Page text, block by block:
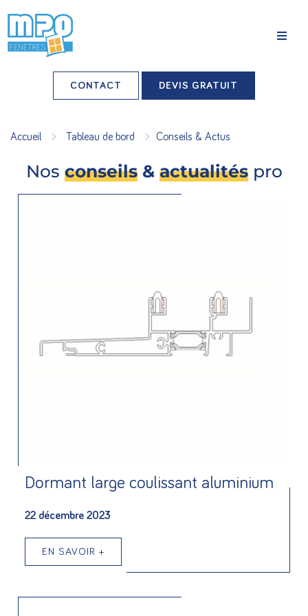
Grands comptes
Professionnels-installateurs
Nos produits
CONTACT DEVIS GRATUIT
Accueil > Tableau de bord > Conseils & Actus
Nos conseils & actualitéspro
Dormant large coulissant aluminium
22 décembre 2023
EN SAVOIR +